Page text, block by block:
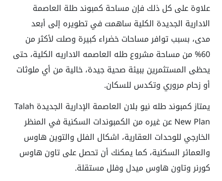
علاوة على كل ذلك فإن مساحة كمبوند طلة العاصمة
الادارية الجديدة الكلية ساهمت في تطويره إلى أبعد
مدى، بسبب توافر مساحات خضراء كبيرة وصلت لأكثر من
60% من مساحة
مشروع طله العاصمه الاداريه الكلية، حتى
يحظى المستثمرين ببيئة صحية جيدة، خالية من أي ملوثات
أو زحام مروري وتكدس للسكان.
يمتاز كمبوند طله نيو بلان العاصمة الإدارية الجديدة Talah
New Planعن غيره من الكمبوندات السكنية في المنظر
الخارجي للوحدات العقارية، اشكال الفلل والتوين هاوس
والعمائر السكنية، كما يمكنك أن تحصل على تاون هاوس
كورنر وتاون هاوس ميدل وفلل مستقلة.